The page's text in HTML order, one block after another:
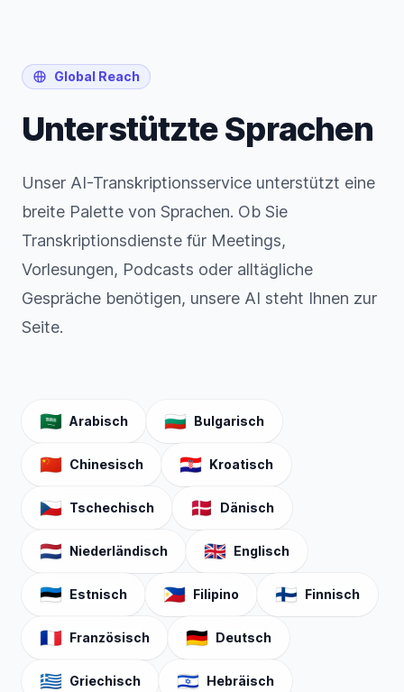
Global Reach
Unterstützte Sprachen
Unser AI-Transkriptionsservice unterstützt eine
breite Palette von Sprachen. Ob Sie
Transkriptionsdienste für Meetings,
Vorlesungen, Podcasts oder alltägliche
Gespräche benötigen, unsere AI steht Ihnen zur
Seite.
🇸🇦 Arabisch 🇧🇬 Bulgarisch
🇨🇳 Chinesisch 🇭🇷 Kroatisch
🇨🇿 Tschechisch 🇩🇰 Dänisch
🇳🇱 Niederländisch 🇬🇧 Englisch
🇪🇪 Estnisch 🇵🇭 Filipino 🇫🇮 Finnisch
🇫🇷 Französisch 🇩🇪 Deutsch
🇬🇷 Griechisch 🇮🇱 Hebräisch